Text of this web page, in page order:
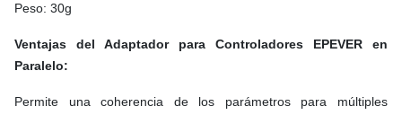
Peso: 30g
Ventajas del Adaptador para Controladores EPEVER en
Paralelo:
Permite una coherencia de los parámetros para múltiples